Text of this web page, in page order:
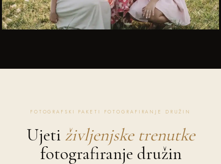
FOTOGRAFSKI PAKETI FOTOGRAFIRANJE DRUŽIN
Ujeti življenjske trenutke
fotografiranje družin